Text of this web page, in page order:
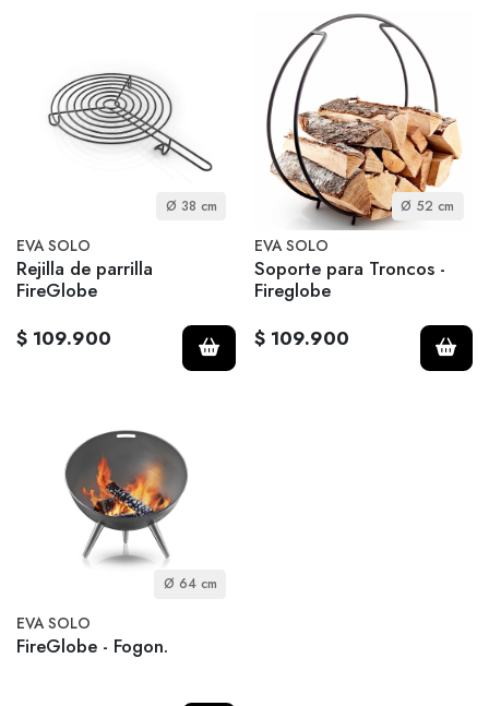
Ø 38 cm
EVA SOLO
Rejilla de parrilla
FireGlobe
$ 109.900
Ø 52 cm
EVA SOLO
Soporte para Troncos -
Fireglobe
$ 109.900
Ø 64 cm
EVA SOLO
FireGlobe - Fogon.